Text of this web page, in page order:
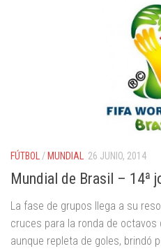
FÚTBOL / MUNDIAL 26 JUNIO, 2014
Mundial de Brasil – 14ª
La fase de grupos llega a su
cruces para la ronda de octavos
aunque repleta de goles, brindó